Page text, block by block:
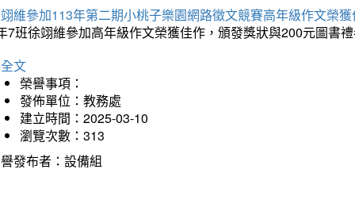
維參加113年第二期小桃子樂園網路徵文競賽高年級作文榮
7班徐翊維參加高年級作文榮獲佳作，頒發獎狀與200元圖書
文
榮譽事項：
發佈單位：教務處
建立時間：2025-03-10
瀏覽次數：313
發布者：設備組